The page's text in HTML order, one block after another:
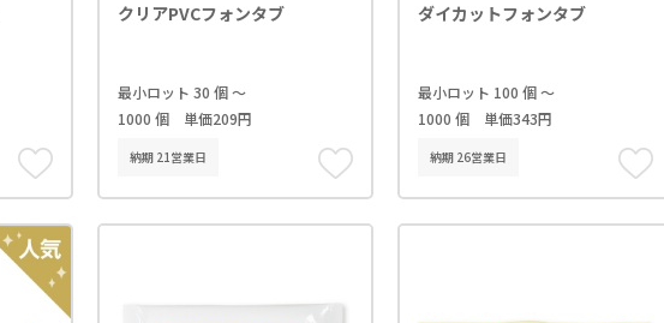
クリアPVCフォンタブ
最小ロット 30 個 ～
1000 個 単価209円
納期 21営業日
ダイカットフォンタブ
最小ロット 100 個 ～
1000 個 単価343円
納期 26営業日